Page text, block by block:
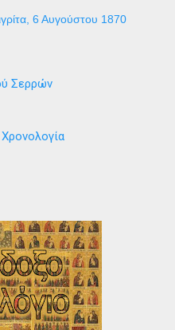
6 Αυγούστου 1870
Σερρών
Χρονολογία